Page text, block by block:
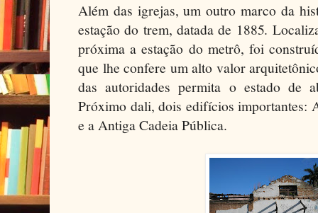
Além das igrejas, um outro marco da
estação do trem, datada de 1885.
próxima a estação do metrô, foi
que lhe confere um alto valor
das autoridades permita o estado de
Próximo dali, dois edifícios importantes:
e a Antiga Cadeia Pública.